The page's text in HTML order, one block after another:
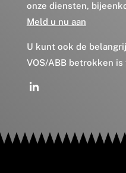
onze diensten,
Meld u nu aan
U kunt ook de
VOS/ABB betrokken is